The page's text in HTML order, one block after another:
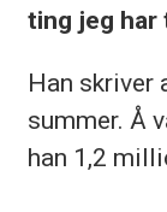
ting jeg har
Han skriver
summer. Å
han 1,2